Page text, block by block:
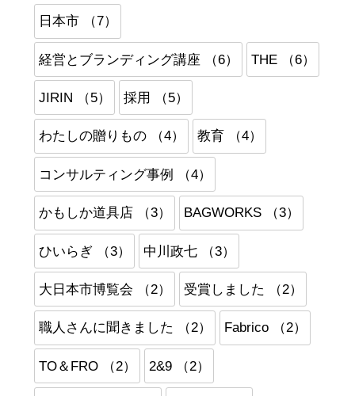
日本市 （7）
経営とブランディング講座 （6） THE （6）
JIRIN （5） 採用 （5）
わたしの贈りもの （4） 教育 （4）
コンサルティング事例 （4）
かもしか道具店 （3） BAGWORKS （3）
ひいらぎ （3） 中川政七 （3）
大日本市博覧会 （2） 受賞しました （2）
職人さんに聞きました （2） Fabrico （2）
TO＆FRO （2） 2&9 （2）